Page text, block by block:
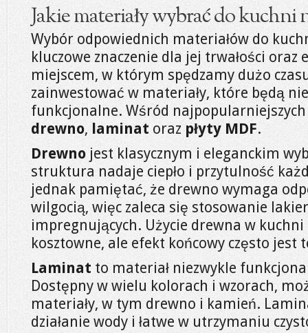
Jakie materiały wybrać do kuchni
Wybór odpowiednich materiałów do
kluczowe znaczenie dla jej trwałości oraz
miejscem, w którym spędzamy dużo
zainwestować w materiały, które będą
funkcjonalne. Wśród
drewno, laminat oraz płyty MDF.
Drewno jest klasycznym i eleganckim
struktura nadaje ciepło i przytulność
jednak pamiętać, że drewno wymaga
wilgocią, więc zaleca się stosowanie
impregnujących. Użycie drewna w
kosztowne, ale efekt końcowy często jest
Laminat to materiał niezwykle
Dostępny w wielu kolorach i wzorach,
materiały, w tym drewno i kamień.
działanie wody i łatwe w utrzymaniu